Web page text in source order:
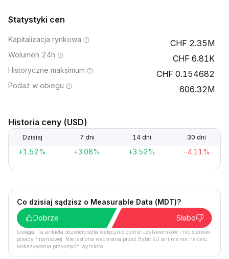
Statystyki cen
Kapitalizacja rynkowa 2.35M
Wolumen 24h 6.81K
Historyczne maksimum 0.154682
Podaż w obiegu 606.32M
Historia ceny (USD)
Dzisiaj 7 dni 14 dni 30 dni
+1.52% +3.08% +3.52% -4.11%
Co dzisiaj sądzisz o Measurable Data (MDT)?
Dobrze
Słabo
Uwaga: Ta ankieta odzwierciedla wyłącznie opinie użytkowników i nie stanowi
porady finansowej. Nie jest ona wspierana przez Bybit EU ani nie ma na celu
wskazywania przyszłych wyników.